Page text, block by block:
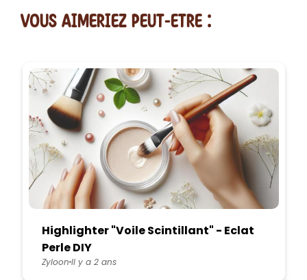
vous AIMERiEZ PEUT-ETRE :
Highlighter "Voile Scintillant" - Eclat
Perle DIY
Zyloon Il y a 2 ans